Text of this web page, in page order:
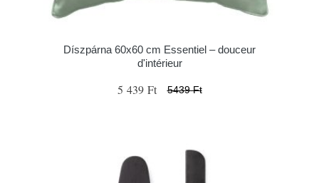
Díszpárna 60x60 cm Essentiel – douceur
d'intérieur
5 439 Ft 5439 Ft